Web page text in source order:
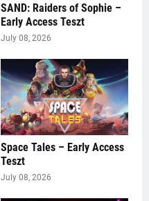
SAND: Raiders of Sophie –
Early Access Teszt
July 08, 2026
Space Tales – Early Access
Teszt
July 08, 2026